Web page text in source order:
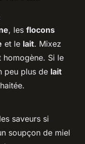
, les flocons
et le lait. Mixez
homogène. Si le
peu plus de lait
saveurs si
soupçon de miel